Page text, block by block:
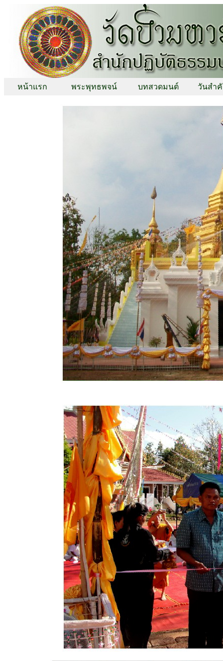
หน้าแรก พระพุทธพจน์ บทสวดมนต์ วันสำ